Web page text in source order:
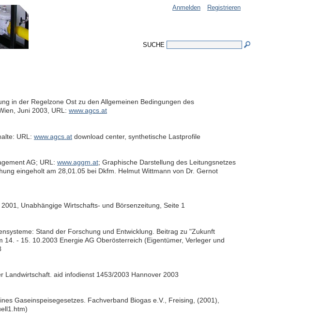
SUCHE
Anmelden Registrieren
in der Regelzone Ost zu den Allgemeinen Bedingungen des
Juni 2003, URL: www.agcs.at
URL: www.agcs.at download center, synthetische Lastprofile
AG; URL: www.aggm.at; Graphische Darstellung des Leitungsnetzes
eingeholt am 28,01.05 bei Dkfm. Helmut Wittmann von Dr. Gernot
Unabhängige Wirtschafts- und Börsenzeitung, Seite 1
Stand der Forschung und Entwicklung. Beitrag zu "Zukunft
14. - 15. 10.2003 Energie AG Oberösterreich (Eigentümer, Verleger und
Landwirtschaft. aid infodienst 1453/2003 Hannover 2003
Gaseinspeisegesetzes. Fachverband Biogas e.V., Freising, (2001),